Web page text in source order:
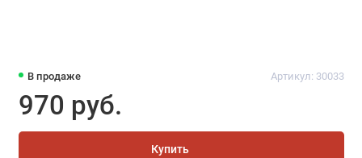
В продаже Артикул: 30033
970 руб.
Купить